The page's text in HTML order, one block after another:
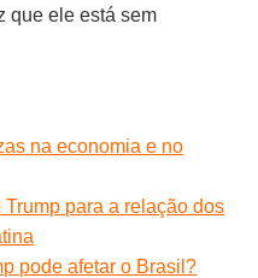
que ele está sem
na economia e no
para a relação dos
pode afetar o Brasil?